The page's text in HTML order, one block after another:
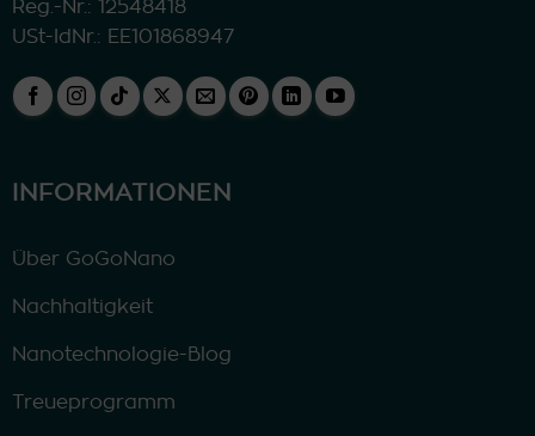
Reg.-Nr.: 12548418
USt-IdNr.: EE101868947
INFORMATIONEN
Über GoGoNano
Nachhaltigkeit
Nanotechnologie-Blog
Treueprogramm